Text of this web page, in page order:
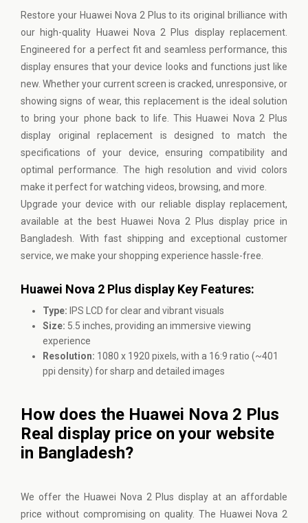
Restore your Huawei Nova 2 Plus to its original brilliance with
our high-quality Huawei Nova 2 Plus display replacement.
Engineered for a perfect fit and seamless performance, this
display ensures that your device looks and functions just like
new. Whether your current screen is cracked, unresponsive, or
showing signs of wear, this replacement is the ideal solution
to bring your phone back to life. This Huawei Nova 2 Plus
display original replacement is designed to match the
specifications of your device, ensuring compatibility and
optimal performance. The high resolution and vivid colors
make it perfect for watching videos, browsing, and more.
Upgrade your device with our reliable display replacement,
available at the best Huawei Nova 2 Plus display price in
Bangladesh. With fast shipping and exceptional customer
service, we make your shopping experience hassle-free.
Huawei Nova 2 Plus display Key Features:
Type: IPS LCD for clear and vibrant visuals
Size: 5.5 inches, providing an immersive viewing
experience
Resolution: 1080 x 1920 pixels, with a 16:9 ratio (~401
ppi density) for sharp and detailed images
How does the Huawei Nova 2 Plus
Real display price on your website
in Bangladesh?
We offer the Huawei Nova 2 Plus display at an affordable
price without compromising on quality. The Huawei Nova 2